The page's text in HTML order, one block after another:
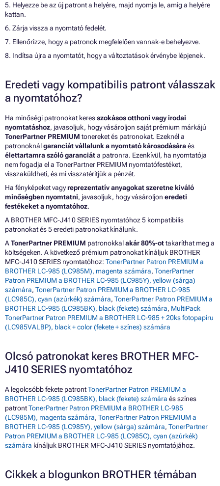
5. Helyezze be az új patront a helyére, majd nyomja le, amíg a helyére
kattan.
6. Zárja vissza a nyomtató fedelét.
7. Ellenőrizze, hogy a patronok megfelelően vannak-e behelyezve.
8. Indítsa újra a nyomtatót, hogy a változtatások érvénybe lépjenek.
Eredeti vagy kompatibilis patront válasszak
a nyomtatóhoz?
Ha minőségi patronokat keresszokásos otthoni vagy irodai
nyomtatáshoz, javasoljuk, hogy vásároljon saját prémium márkájú
TonerPartner PREMIUM tonereket és patronokat. Ezeknél a
patronoknálgaranciát vállalunk a nyomtató károsodásáraés
élettartamra szóló garanciáta patronra. Ezenkívül, ha nyomtatója
nem fogadja el a TonerPartner PREMIUM nyomtatófestéket,
visszaküldheti, és mi visszatérítjük a pénzét.
Ha fényképeket vagyreprezentatív anyagokat szeretne kiváló
minőségben nyomtatni, javasoljuk, hogy vásároljon eredeti
festékeket a nyomtatóhoz.
A BROTHER MFC-J410 SERIES nyomtatóhoz 5 kompatibilis
patronokat és 5 eredeti patronokat kínálunk.
ATonerPartner PREMIUM patronokkalakár 80%-ottakaríthat meg a
költségeken. A következő prémium patronokat kínáljuk BROTHER
MFC-J410 SERIES nyomtatóhoz: TonerPartner Patron PREMIUM a
BROTHER LC-985 (LC985M), magenta számára, TonerPartner
Patron PREMIUM a BROTHER LC-985 (LC985Y), yellow (sárga)
számára, TonerPartner Patron PREMIUM a BROTHER LC-985
(LC985C), cyan (azúrkék) számára, TonerPartner Patron PREMIUM a
BROTHER LC-985 (LC985BK), black (fekete) számára, MultiPack
TonerPartner Patron PREMIUM a BROTHER LC-985 + 20ks fotopapíru
(LC985VALBP), black + color (fekete + színes) számára
Olcsó patronokat keres BROTHER MFC-
J410 SERIES nyomtatóhoz
A legolcsóbb fekete patrontTonerPartner Patron PREMIUM a
BROTHER LC-985 (LC985BK), black (fekete) számára és színes
patrontTonerPartner Patron PREMIUM a BROTHER LC-985
(LC985M), magenta számára, TonerPartner Patron PREMIUM a
BROTHER LC-985 (LC985Y), yellow (sárga) számára, TonerPartner
Patron PREMIUM a BROTHER LC-985 (LC985C), cyan (azúrkék)
számára kínáljuk BROTHER MFC-J410 SERIES nyomtatójához.
Cikkek a blogunkon BROTHER témában